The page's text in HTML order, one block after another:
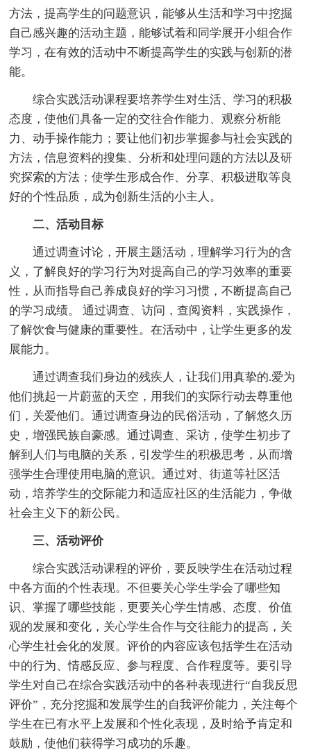
方法，提高学生的问题意识，能够从生活和学习中挖掘
自己感兴趣的活动主题，能够试着和同学展开小组合作
学习，在有效的活动中不断提高学生的实践与创新的潜
能。
综合实践活动课程要培养学生对生活、学习的积极
态度，使他们具备一定的交往合作能力、观察分析能
力、动手操作能力；要让他们初步掌握参与社会实践的
方法，信息资料的搜集、分析和处理问题的方法以及研
究探索的方法；使学生形成合作、分享、积极进取等良
好的个性品质，成为创新生活的小主人。
二、活动目标
通过调查讨论，开展主题活动，理解学习行为的含
义，了解良好的学习行为对提高自己的学习效率的重要
性，从而指导自己养成良好的学习习惯，不断提高自己
的学习成绩。 通过调查、访问，查阅资料，实践操作，
了解饮食与健康的重要性。在活动中，让学生更多的发
展能力。
通过调查我们身边的残疾人，让我们用真挚的.爱为
他们挑起一片蔚蓝的天空，用我们的实际行动去尊重他
们，关爱他们。通过调查身边的民俗活动，了解悠久历
史，增强民族自豪感。通过调查、采访，使学生初步了
解到人们与电脑的关系，引发学生的积极思考，从而增
强学生合理使用电脑的意识。通过对、街道等社区活
动，培养学生的交际能力和适应社区的生活能力，争做
社会主义下的新公民。
三、活动评价
综合实践活动课程的评价，要反映学生在活动过程
中各方面的个性表现。不但要关心学生学会了哪些知
识、掌握了哪些技能，更要关心学生情感、态度、价值
观的发展和变化，关心学生合作与交往能力的提高，关
心学生社会化的发展。评价的内容应该包括学生在活动
中的行为、情感反应、参与程度、合作程度等。要引导
学生对自己在综合实践活动中的各种表现进行“自我反思
评价”，充分挖掘和发展学生的自我评价能力，关注每个
学生在已有水平上发展和个性化表现，及时给予肯定和
鼓励，使他们获得学习成功的乐趣。